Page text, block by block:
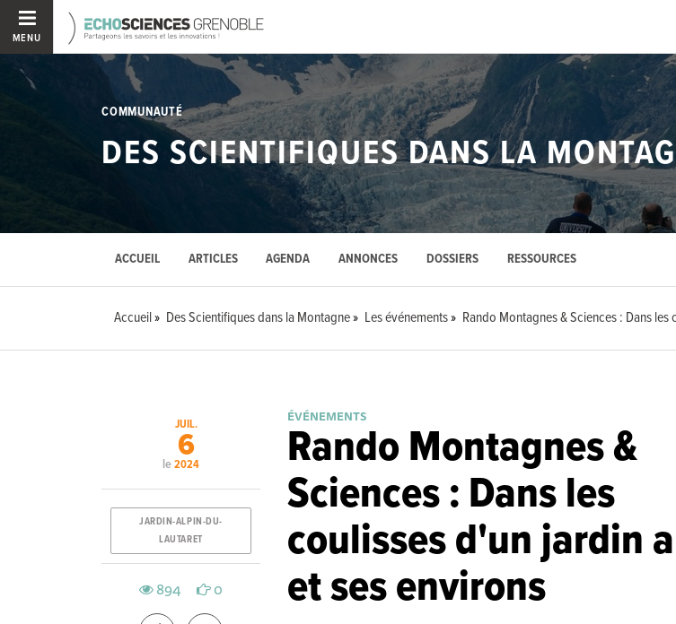
MENU
COMMUNAUTÉ
DES SCIENTIFIQUES DANS LA
ACCUEIL ARTICLES AGENDA ANNONCES DOSSIERS RESSOURCES
Accueil Des Scientifiques dans la Montagne Les événements Rando Montagnes & Sciences : Dans
ÉVÉNEMENTS
Rando Montagnes &
Sciences : Dans les
coulisses d'un jardin
et ses environs
le
JUIL.
6
2024
JARDIN-ALPIN-DU-
LAUTARET
894 0